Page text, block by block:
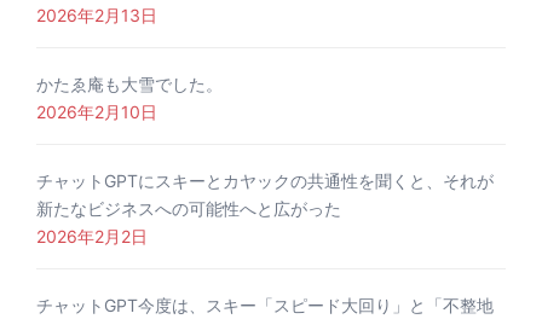
2026年2月13日
かたゑ庵も大雪でした。
2026年2月10日
チャットGPTにスキーとカヤックの共通性を聞くと、それが
新たなビジネスへの可能性へと広がった
2026年2月2日
チャットGPT今度は、スキー「スピード大回り」と「不整地